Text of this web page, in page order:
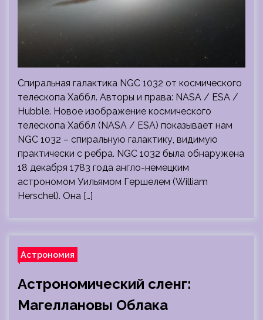
Спиральная галактика NGC 1032 от космического
телескопа Хаббл. Авторы и права: NASA / ESA /
Hubble. Новое изображение космического
телескопа Хаббл (NASA / ESA) показывает нам
NGC 1032 – спиральную галактику, видимую
практически с ребра. NGC 1032 была обнаружена
18 декабря 1783 года англо-немецким
астрономом Уильямом Гершелем (William
Herschel). Она […]
Астрономия
Астрономический сленг:
Магеллановы Облака